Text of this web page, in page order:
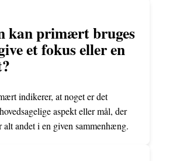
kan primært bruges
et fokus eller en
indikerer, at noget er det
aspekt eller mål, der
alt andet i en given sammenhæng.